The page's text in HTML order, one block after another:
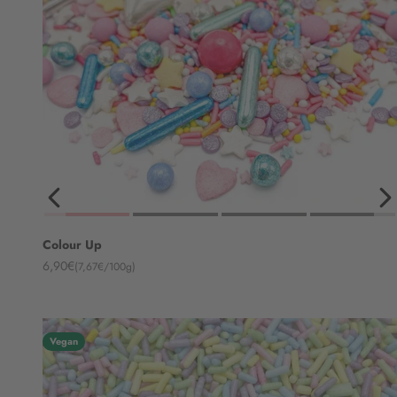
Colour Up
Angebot
6,90€(7,67€/100g)
Vegan